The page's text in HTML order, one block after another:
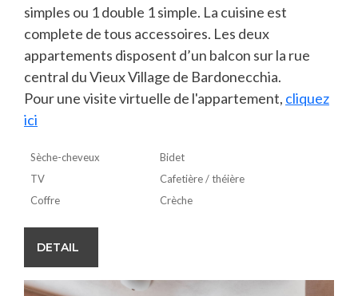
simples ou 1 double 1 simple. La cuisine est
complete de tous accessoires. Les deux
appartements disposent d’un balcon sur la rue
central du Vieux Village de Bardonecchia.
Pour une visite virtuelle de l'appartement, cliquez
ici
Sèche-cheveux
TV
Coffre
Bidet
Cafetière / théière
Crèche
DETAIL